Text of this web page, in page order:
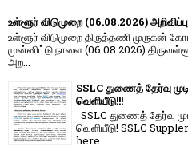
உள்ளூர் விடுமுறை (06.08.2026) அறிவிப்பு
உள்ளூர் விடுமுறை திருத்தணி முருகன்
முன்னிட்டு நாளை (06.08.2026)
அற...
SSLC துணைத் தேர்வு
வெளியீடு!!!
SSLC துணைத் தேர்வு
வெளியீடு! SSLC
here